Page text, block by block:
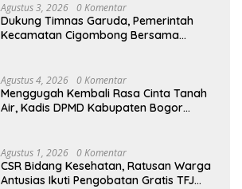
Agustus 3, 2026 0 Komentar
Dukung Timnas Garuda, Pemerintah
Kecamatan Cigombong Bersama
Agustus 4, 2026 0 Komentar
Menggugah Kembali Rasa Cinta Tanah
Air, Kadis DPMD Kabupaten Bogor
Masyarakat Dan Pengguna Jalan.
Agustus 1, 2026 0 Komentar
CSR Bidang Kesehatan, Ratusan Warga
Antusias Ikuti Pengobatan Gratis TFJ